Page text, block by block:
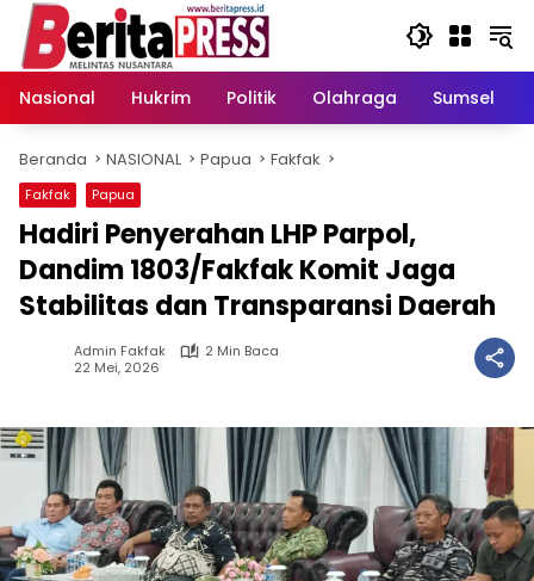
Langsung
konten
Nasional
Hukrim Politik Olahraga Sumsel
Beranda NASIONAL Papua Fakfak
Fakfak Papua
Hadiri Penyerahan LHP Parpol,
Dandim 1803/Fakfak Komit Jaga
Stabilitas dan Transparansi Daerah
Admin Fakfak
2 Min Baca
22 Mei, 2026